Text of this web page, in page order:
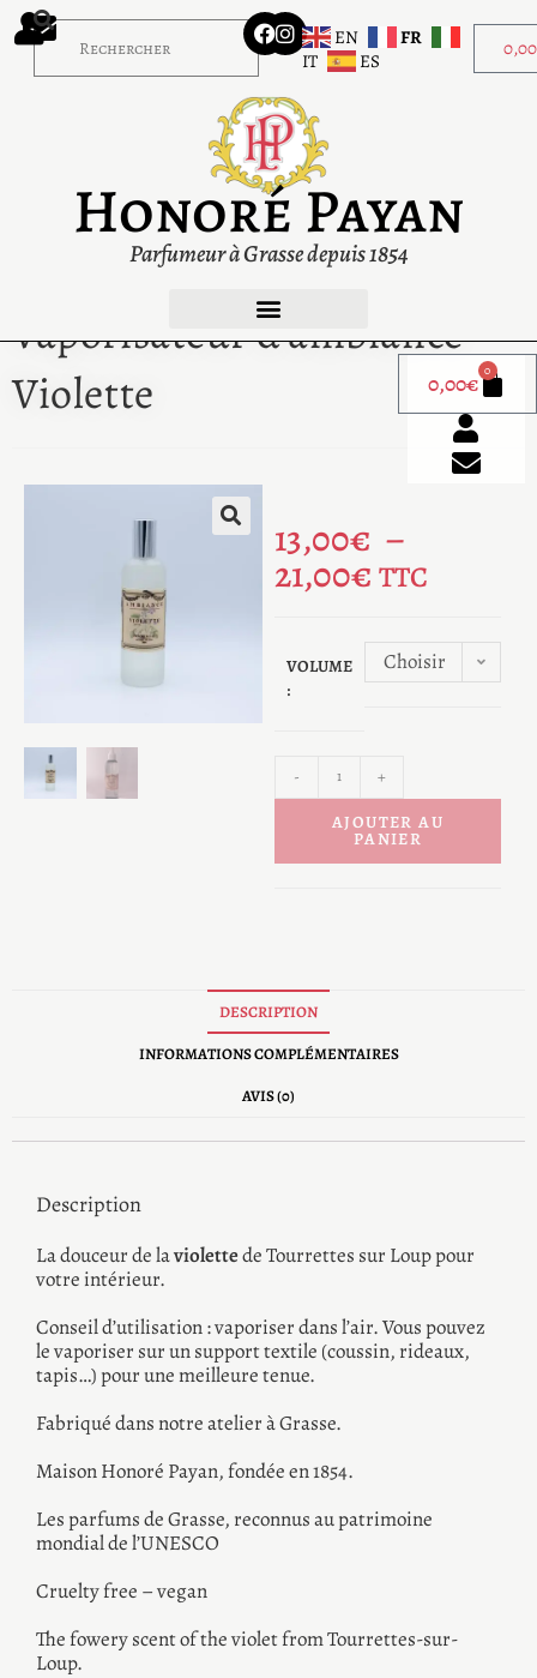
0,00
EN
FR
IT
ES
Honoré Payan
Parfumeur à Grasse depuis 1854
0,00€ 0
Vaporisateur d’ambiance
Violette
13,00€ –
21,00€ TTC
VOLUME
:
Choisir
- +
AJOUTER AU
PANIER
DESCRIPTION
INFORMATIONS COMPLÉMENTAIRES
AVIS (0)
Description
La douceur de laviolettede Tourrettes sur Loup pour
votre intérieur.
Conseil d’utilisation : vaporiser dans l’air. Vous pouvez
le vaporiser sur un support textile (coussin, rideaux,
tapis…) pour une meilleure tenue.
Fabriqué dans notre atelier à Grasse.
Maison Honoré Payan, fondée en 1854.
Les parfums de Grasse, reconnus au patrimoine
mondial de l’UNESCO
Cruelty free – vegan
The fowery scent of the violet from Tourrettes-sur-
Loup.